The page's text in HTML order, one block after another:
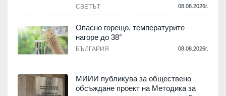
СВЕТЪТ 08.08.2026г.
Опасно горещо, температурите
нагоре до 38°
БЪЛГАРИЯ 08.08.2026г.
МИИИ публикува за обществено
обсъждане проект на Методика за